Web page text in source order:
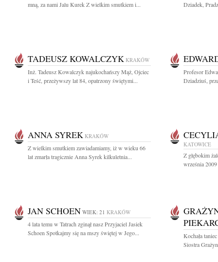
mną, za nami Jalu Kurek Z wielkim smutkiem i...
Dziadek,
TADEUSZ KOWALCZYK KRAKÓW
Inż. Tadeusz Kowalczyk najukochańszy Mąż, Ojciec
i Teść, przeżywszy lat 84, opatrzony świętymi...
Profesor
Dziadziuś,
ANNA SYREK KRAKÓW
Z wielkim smutkiem zawiadamiamy, iż w wieku 66
lat zmarła tragicznie Anna Syrek kilkuletnia...
KATOWICE
Z głębokim
września
JAN SCHOEN WIEK: 21 KRAKÓW
4 lata temu w Tatrach zginął nasz Przyjaciel Jasiek
Schoen Spotkajmy się na mszy świętej w Jego...
Kochała
Siostra